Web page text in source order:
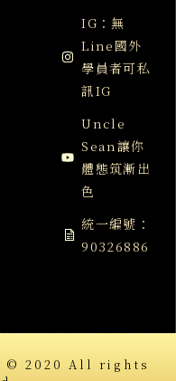
IG：無
Line國外
學員者可私
訊IG
Uncle
Sean讓你
體態筑漸出
色
統一編號：
90326886
© 2020 All rights